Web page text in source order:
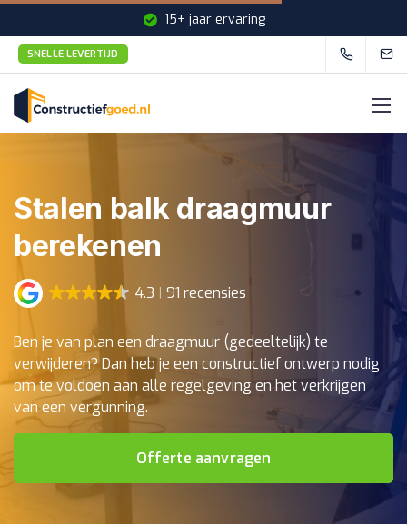
15+ jaar ervaring
SNELLE LEVERTIJD
Stalen balk draagmuur
berekenen
4.3 91 recensies
Ben je van plan een draagmuur (gedeeltelijk) te
verwijderen? Dan heb je een constructief ontwerp nodig
om te voldoen aan alle regelgeving en het verkrijgen
van een vergunning.
Offerte aanvragen